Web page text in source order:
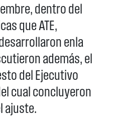
dentro del
que ATE,
enla
además, el
del Ejecutivo
cual concluyeron
ajuste.